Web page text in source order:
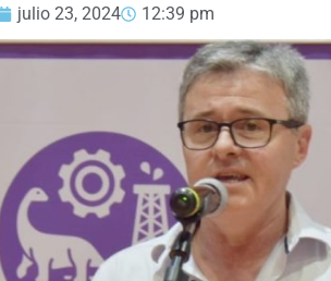
julio 23, 2024 12:39 pm